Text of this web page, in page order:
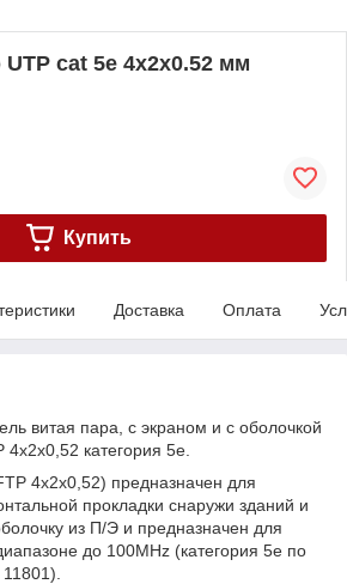
cat 5e 4x2x0.52 мм
Купить
Доставка Оплата
витая пара, с экраном и с оболочкой
категория 5е.
4x2x0,52) предназначен для
прокладки снаружи зданий и
из П/Э и предназначен для
до 100МНz (категория 5е по